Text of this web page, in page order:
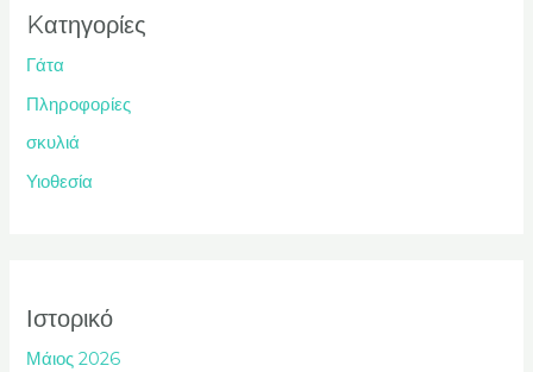
Kατηγορίες
Γάτα
Πληροφορίες
σκυλιά
Υιοθεσία
Ιστορικό
Μάιος 2026